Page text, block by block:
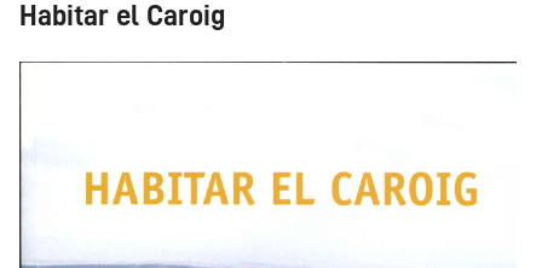
Habitar el Caroig